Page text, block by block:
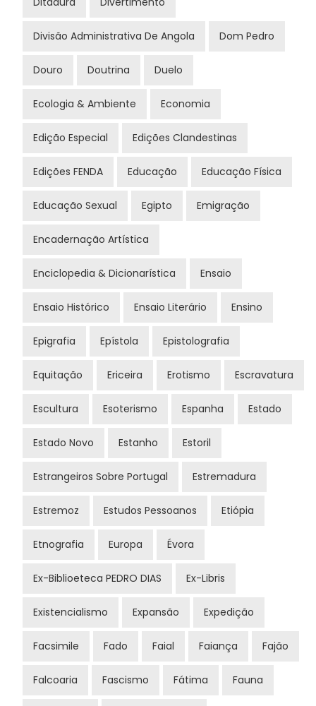
Divisão Administrativa De Angola Dom Pedro
Douro Doutrina Duelo
Ecologia & Ambiente Economia
Edição Especial Edições Clandestinas
Edições FENDA Educação Educação Física
Educação Sexual Egipto Emigração
Encadernação Artística
Enciclopedia & Dicionarística Ensaio
Ensaio Histórico Ensaio Literário Ensino
Epigrafia Epístola Epistolografia
Equitação Ericeira Erotismo Escravatura
Escultura Esoterismo Espanha Estado
Estado Novo Estanho Estoril
Estrangeiros Sobre Portugal Estremadura
Estremoz Estudos Pessoanos Etiópia
Etnografia Europa Évora
Ex-Biblioeteca PEDRO DIAS Ex-Libris
Existencialismo Expansão Expedição
Facsimile Fado Faial Faiança Fajão
Falcoaria Fascismo Fátima Fauna